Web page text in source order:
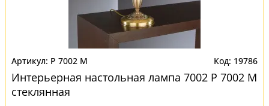
P 7002 M 19786
Интерьерная настольная лампа 7002 P 7002 M
стеклянная